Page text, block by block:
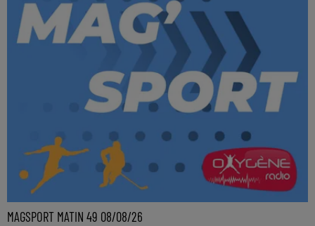
MAGSPORT MATIN 49 08/08/26